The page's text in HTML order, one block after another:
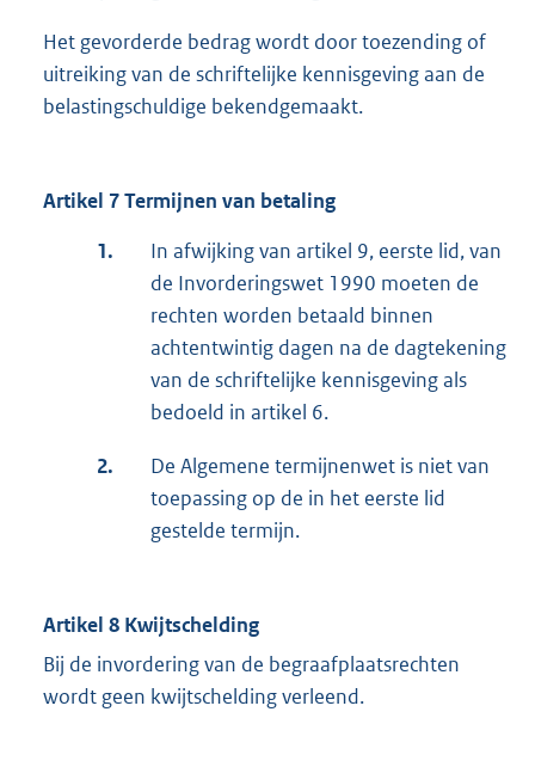
Het gevorderde bedrag wordt door toezending of
uitreiking van de schriftelijke kennisgeving aan de
belastingschuldige bekendgemaakt.
Artikel 7 Termijnen van betaling
1.
In afwijking van artikel 9, eerste lid, van
de Invorderingswet 1990 moeten de
rechten worden betaald binnen
achtentwintig dagen na de dagtekening
van de schriftelijke kennisgeving als
bedoeld in artikel 6.
2.
De Algemene termijnenwet is niet van
toepassing op de in het eerste lid
gestelde termijn.
Artikel 8 Kwijtschelding
Bij de invordering van de begraafplaatsrechten
wordt geen kwijtschelding verleend.